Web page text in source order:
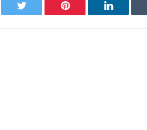
Twitter Pinterest LinkedIn